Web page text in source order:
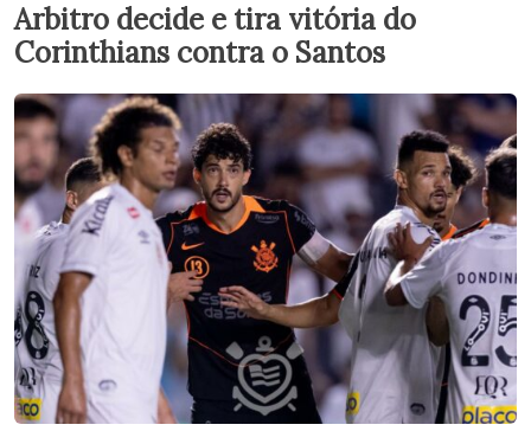
Arbitro decide e tira vitória do
Corinthians contra o Santos